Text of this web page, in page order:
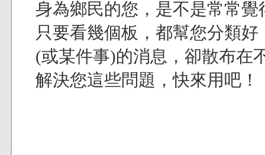
身為鄉民的您，是不是常常
只要看幾個板，都幫您分類
(或某件事)的消息，卻散布在
解決您這些問題，快來用吧！